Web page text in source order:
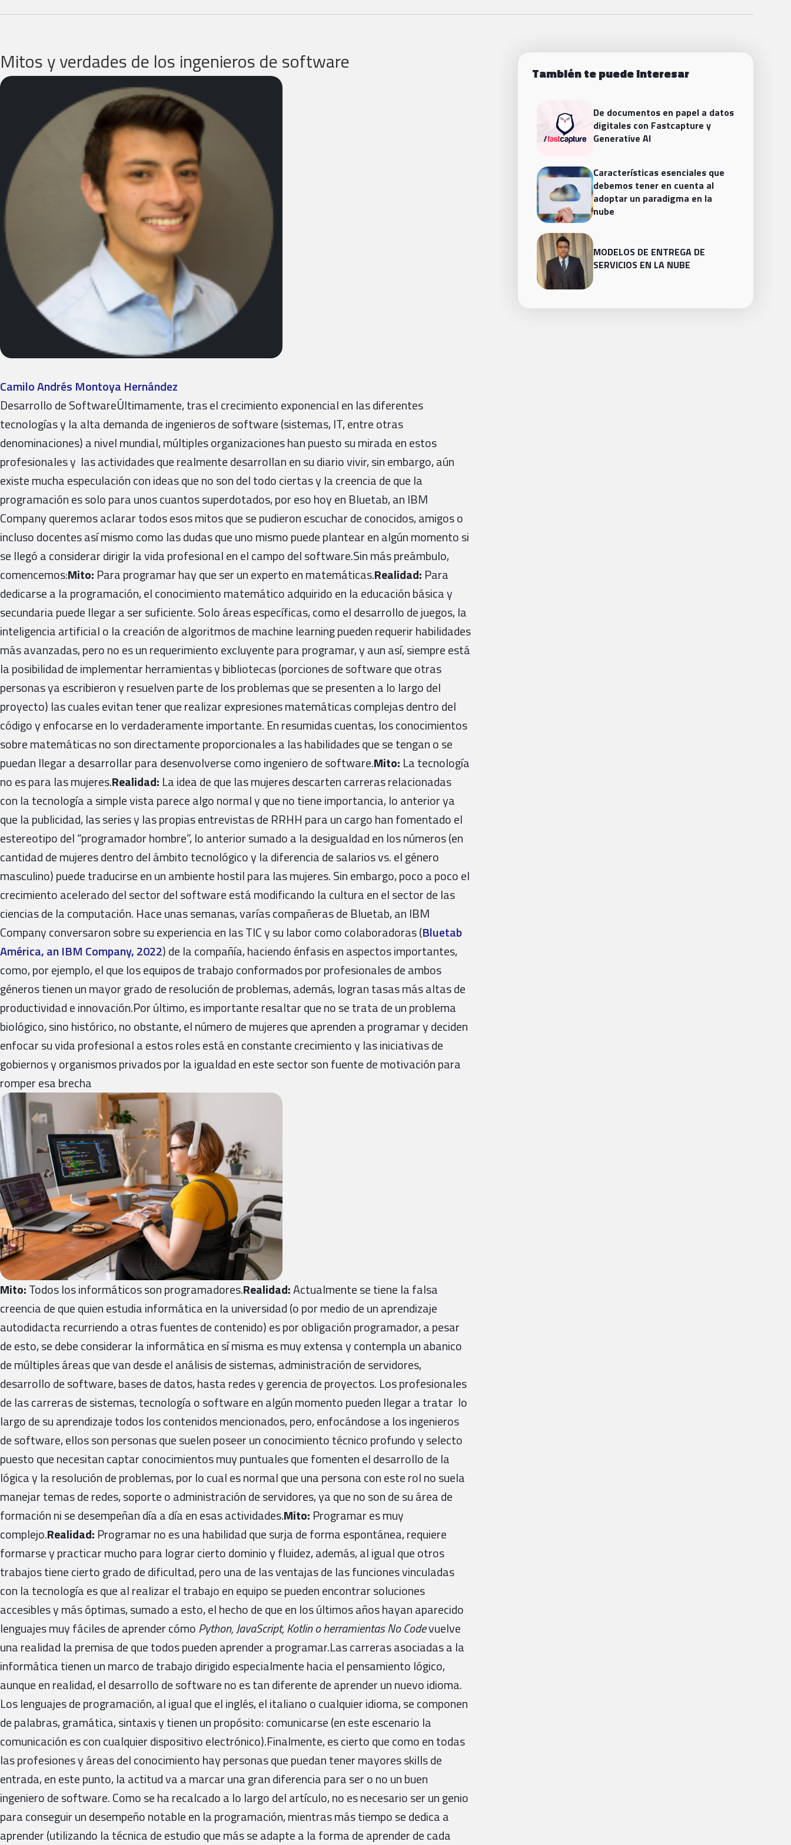
Mitos y verdades de los ingenieros de software
Camilo Andrés Montoya Hernández
Desarrollo de SoftwareÚltimamente, tras el crecimiento exponencial en las diferentes
tecnologías y la alta demanda de ingenieros de software (sistemas, IT, entre otras
denominaciones) a nivel mundial, múltiples organizaciones han puesto su mirada en estos
profesionales y las actividades que realmente desarrollan en su diario vivir, sin embargo, aún
existe mucha especulación con ideas que no son del todo ciertas y la creencia de que la
programación es solo para unos cuantos superdotados, por eso hoy en Bluetab, an IBM
Company queremos aclarar todos esos mitos que se pudieron escuchar de conocidos, amigos o
incluso docentes así mismo como las dudas que uno mismo puede plantear en algún momento si
se llegó a considerar dirigir la vida profesional en el campo del software.Sin más preámbulo,
comencemos:Mito: Para programar hay que ser un experto en matemáticas.Realidad: Para
dedicarse a la programación, el conocimiento matemático adquirido en la educación básica y
secundaria puede llegar a ser suficiente. Solo áreas específicas, como el desarrollo de juegos, la
inteligencia artificial o la creación de algoritmos de machine learning pueden requerir habilidades
más avanzadas, pero no es un requerimiento excluyente para programar, y aun así, siempre está
la posibilidad de implementar herramientas y bibliotecas (porciones de software que otras
personas ya escribieron y resuelven parte de los problemas que se presenten a lo largo del
proyecto) las cuales evitan tener que realizar expresiones matemáticas complejas dentro del
código y enfocarse en lo verdaderamente importante. En resumidas cuentas, los conocimientos
sobre matemáticas no son directamente proporcionales a las habilidades que se tengan o se
puedan llegar a desarrollar para desenvolverse como ingeniero de software.Mito: La tecnología
no es para las mujeres.Realidad: La idea de que las mujeres descarten carreras relacionadas
con la tecnología a simple vista parece algo normal y que no tiene importancia, lo anterior ya
que la publicidad, las series y las propias entrevistas de RRHH para un cargo han fomentado el
estereotipo del “programador hombre”, lo anterior sumado a la desigualdad en los números (en
cantidad de mujeres dentro del ámbito tecnológico y la diferencia de salarios vs. el género
masculino) puede traducirse en un ambiente hostil para las mujeres. Sin embargo, poco a poco el
crecimiento acelerado del sector del software está modificando la cultura en el sector de las
ciencias de la computación. Hace unas semanas, varías compañeras de Bluetab, an IBM
Company conversaron sobre su experiencia en las TIC y su labor como colaboradoras (Bluetab
América, an IBM Company, 2022) de la compañía, haciendo énfasis en aspectos importantes,
como, por ejemplo, el que los equipos de trabajo conformados por profesionales de ambos
géneros tienen un mayor grado de resolución de problemas, además, logran tasas más altas de
productividad e innovación.Por último, es importante resaltar que no se trata de un problema
biológico, sino histórico, no obstante, el número de mujeres que aprenden a programar y deciden
enfocar su vida profesional a estos roles está en constante crecimiento y las iniciativas de
gobiernos y organismos privados por la igualdad en este sector son fuente de motivación para
romper esa brecha
Mito:Todos los informáticos son programadores.Realidad:Actualmente se tiene la falsa
creencia de que quien estudia informática en la universidad (o por medio de un aprendizaje
autodidacta recurriendo a otras fuentes de contenido) es por obligación programador, a pesar
de esto, se debe considerar la informática en sí misma es muy extensa y contempla un abanico
de múltiples áreas que van desde el análisis de sistemas, administración de servidores,
desarrollo de software, bases de datos, hasta redes y gerencia de proyectos. Los profesionales
de las carreras de sistemas, tecnología o software en algún momento pueden llegar a tratar lo
largo de su aprendizaje todos los contenidos mencionados, pero, enfocándose a los ingenieros
de software, ellos son personas que suelen poseer un conocimiento técnico profundo y selecto
puesto que necesitan captar conocimientos muy puntuales que fomenten el desarrollo de la
lógica y la resolución de problemas, por lo cual es normal que una persona con este rol no suela
manejar temas de redes, soporte o administración de servidores, ya que no son de su área de
formación ni se desempeñan día a día en esas actividades.Mito: Programar es muy
complejo.Realidad: Programar no es una habilidad que surja de forma espontánea, requiere
formarse y practicar mucho para lograr cierto dominio y fluidez, además, al igual que otros
trabajos tiene cierto grado de dificultad, pero una de las ventajas de las funciones vinculadas
con la tecnología es que al realizar el trabajo en equipo se pueden encontrar soluciones
accesibles y más óptimas, sumado a esto, el hecho de que en los últimos años hayan aparecido
lenguajes muy fáciles de aprender cómoPython, JavaScript, Kotlin o herramientas No Codevuelve
una realidad la premisa de que todos pueden aprender a programar.Las carreras asociadas a la
informática tienen un marco de trabajo dirigido especialmente hacia el pensamiento lógico,
aunque en realidad, el desarrollo de software no es tan diferente de aprender un nuevo idioma.
Los lenguajes de programación, al igual que el inglés, el italiano o cualquier idioma, se componen
de palabras, gramática, sintaxis y tienen un propósito: comunicarse (en este escenario la
comunicación es con cualquier dispositivo electrónico).Finalmente, es cierto que como en todas
las profesiones y áreas del conocimiento hay personas que puedan tener mayores skills de
entrada, en este punto, la actitud va a marcar una gran diferencia para ser o no un buen
ingeniero de software. Como se ha recalcado a lo largo del artículo, no es necesario ser un genio
para conseguir un desempeño notable en la programación, mientras más tiempo se dedica a
aprender (utilizando la técnica de estudio que más se adapte a la forma de aprender de cada
También te puede interesar
De documentos en papel a datos
digitales con Fastcapture y
Generative AI
Características esenciales que
debemos tener en cuenta al
adoptar un paradigma en la
nube
MODELOS DE ENTREGA DE
SERVICIOS EN LA NUBE